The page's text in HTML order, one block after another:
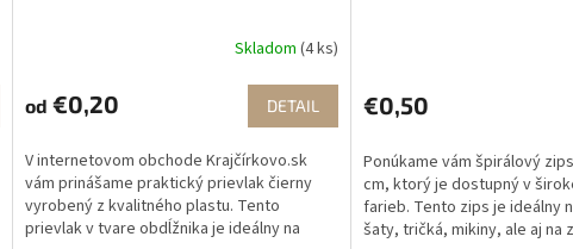
Skladom (4 ks)
od €0,20 DETAIL
V internetovom obchode Krajčírkovo.sk
vám prinášame praktický prievlak čierny
vyrobený z kvalitného plastu. Tento
prievlak v tvare obdĺžnika je ideálny na
€0,50
Ponúkame vám špirálový
cm, ktorý je dostupný v
farieb. Tento zips je ideálny
šaty, tričká, mikiny, ale aj na